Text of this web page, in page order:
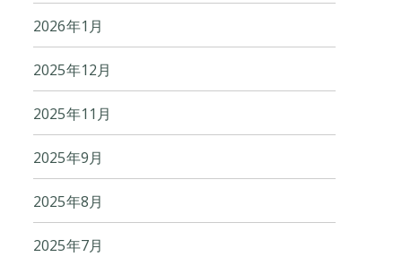
2026年1月
2025年12月
2025年11月
2025年9月
2025年8月
2025年7月